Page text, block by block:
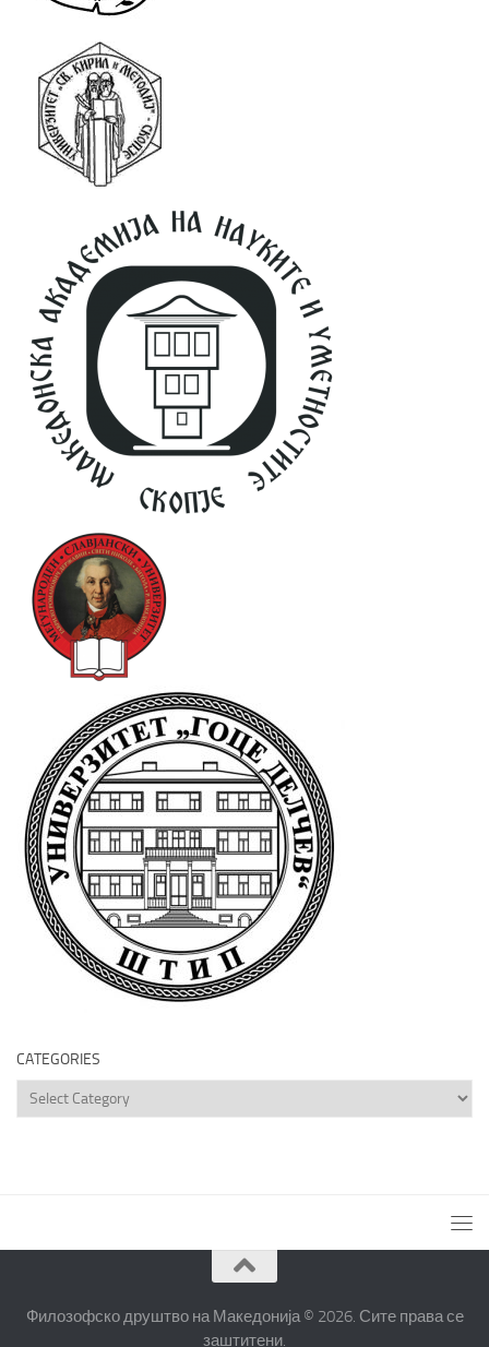
CATEGORIES
Categories
Филозофско друштво на Македонија © 2026. Сите права се
заштитени.